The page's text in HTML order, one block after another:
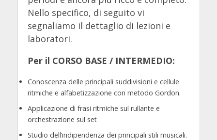
Nello specifico, di seguito vi
segnaliamo il dettaglio di lezioni e
laboratori.
Per il CORSO BASE / INTERMEDIO:
Conoscenza delle principali suddivisioni e cellule
ritmiche e alfabetizzazione con metodo Gordon.
Applicazione di frasi ritmiche sul rullante e
orchestrazione sul set
Studio dell’indipendenza dei principali stili musicali.